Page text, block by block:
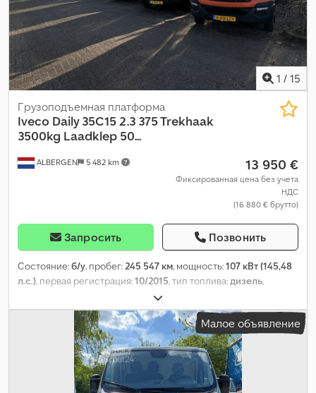
1 / 15
ALBERGEN 5 482 km
Грузоподъемная платформа
Iveco Daily 35C15 2.3 375 Trekhaak
3500kg Laadklep 50...
13 950 €
Фиксированная цена без учета
НДС
(16 880 € брутто)
Запросить Позвонить
Состояние:б/у, пробег:245 547 км, мощность:107 кВт (145,48
л.с.), первая регистрация:10/2015, тип топлива:дизель,
, колесная база:
дизель, Выбросы CO₂:217 г/км, ёмкость топливного бака:100
оранжевый, тип передачи:механический, количество
, класс выбросов:Евро 5, количество мест:
грузового отсека:4 100 мм, ширина пространства для
2 000 мм, высота грузового отсека:400 мм
2015, Оборудование: ABS, Блютуз, гидроборт,
Малое объявление